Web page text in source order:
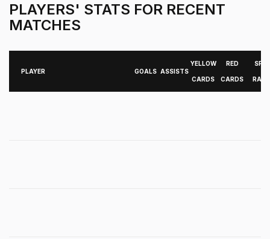
PLAYERS' STATS FOR RECENT
MATCHES
PLAYER GOALS ASSISTS
YELLOW
CARDS
RED
CARDS
SPG
RATE